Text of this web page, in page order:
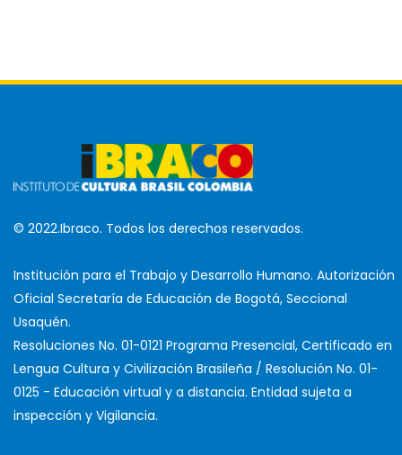
© 2022.Ibraco. Todos los derechos reservados.
Institución para el Trabajo y Desarrollo Humano. Autorización
Oficial Secretaría de Educación de Bogotá, Seccional
Usaquén.
Resoluciones No. 01-0121 Programa Presencial, Certificado en
Lengua Cultura y Civilización Brasileña / Resolución No. 01-
0125 - Educación virtual y a distancia. Entidad sujeta a
inspección y Vigilancia.